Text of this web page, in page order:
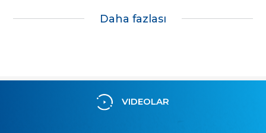
Daha fazlası
VIDEOLAR